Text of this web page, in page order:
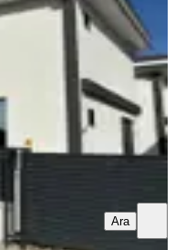
₺
Ara